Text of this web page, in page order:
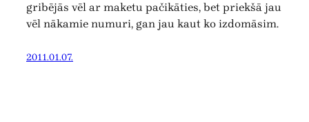
gribējās vēl ar maketu pačikāties, bet priekšā jau
vēl nākamie numuri, gan jau kaut ko izdomāsim.
2011.01.07.